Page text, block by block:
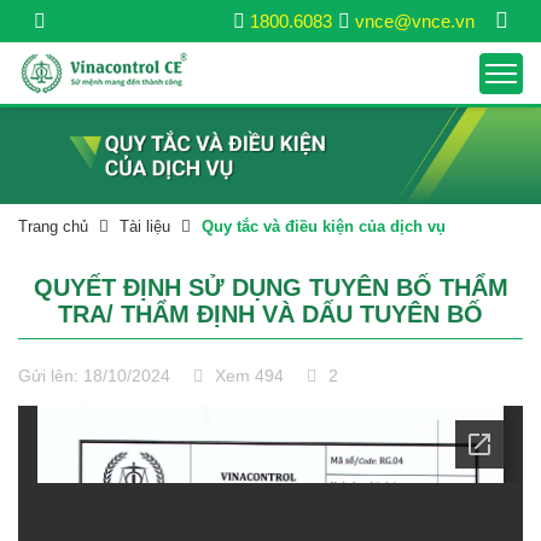
vnce@vnce.vn
1800.6083
Trang chủ Tài liệu Quy tắc và điều kiện của dịch vụ
QUYẾT ĐỊNH SỬ DỤNG TUYÊN BỐ THẨM
TRA/ THẨM ĐỊNH VÀ DẤU TUYÊN BỐ
Gửi lên: 18/10/2024 Xem 494 2